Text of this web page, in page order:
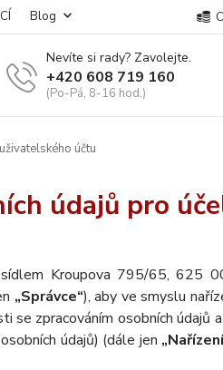
Blog
Nevíte si rady? Zavolejte.
+420 608 719 160
(Po-Pá, 8-16 hod.)
účtu
údajů pro
Kroupova 795/65, 625
„Správce“), aby ve smyslu
zpracováním osobních údajů
údajů) (dále jen